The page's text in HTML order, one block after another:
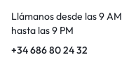
Llámanos desde las 9 AM
hasta las 9 PM
+34 686 80 24 32